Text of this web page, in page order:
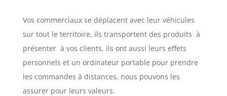
Vos commerciaux se déplacent avec leur véhicules
sur tout le territoire, ils transportent des produits à
présenter à vos clients, ils ont aussi leurs effets
personnels et un ordinateur portable pour prendre
les commandes à distances, nous pouvons les
assurer pour leurs valeurs.